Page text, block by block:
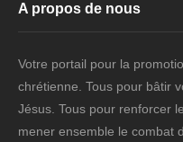
A propos de nous
Votre portail pour la
chrétienne. Tous pour bâtir
Jésus. Tous pour renforcer
mener ensemble le combat